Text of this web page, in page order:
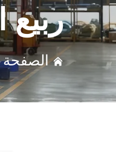
الصفحة